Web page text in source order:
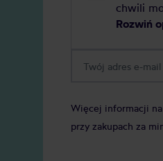
chwili
Rozwiń
Więcej informacji
przy zakupach za